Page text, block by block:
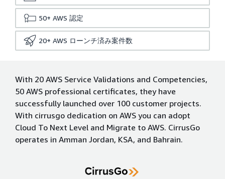
50+ AWS 認定
20+ AWS ローンチ済み案件数
With 20 AWS Service Validations and Competencies,
50 AWS professional certificates, they have
successfully launched over 100 customer projects.
With cirrusgo dedication on AWS you can adopt
Cloud To Next Level and Migrate to AWS. CirrusGo
operates in Amman Jordan, KSA, and Bahrain.